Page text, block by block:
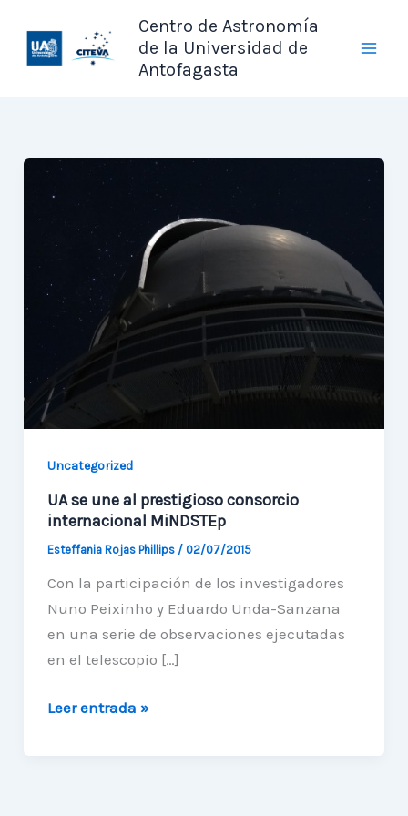
contenido
Centro de Astronomía
de la Universidad de
Antofagasta
Uncategorized
UA se une al prestigioso consorcio
internacional MiNDSTEp
Esteffania Rojas Phillips / 02/07/2015
Con la participación de los investigadores
Nuno Peixinho y Eduardo Unda-Sanzana
en una serie de observaciones ejecutadas
en el telescopio […]
UA
Leer entrada »